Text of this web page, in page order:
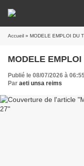
Accueil » MODELE EMPLOI DU
MODELE
Publié le 08/07/2026 à
Par aeti unsa reims